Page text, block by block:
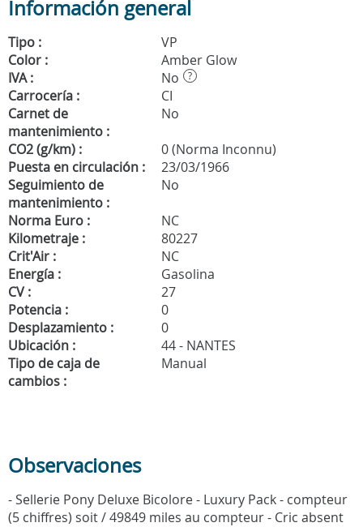
Información general
Tipo :
VP
Color :
Amber Glow
IVA :
No ?
Carrocería :
CI
Carnet de
mantenimiento :
No
CO2 (g/km) :
0 (Norma Inconnu)
Puesta en circulación :
23/03/1966
Seguimiento de
mantenimiento :
No
Norma Euro :
NC
Kilometraje :
80227
Crit'Air :
NC
Energía :
Gasolina
CV :
27
Potencia :
0
Desplazamiento :
0
Ubicación :
44 - NANTES
Tipo de caja de
cambios :
Manual
Observaciones
- Sellerie Pony Deluxe Bicolore - Luxury Pack - compteur
(5 chiffres) soit / 49849 miles au compteur - Cric absent